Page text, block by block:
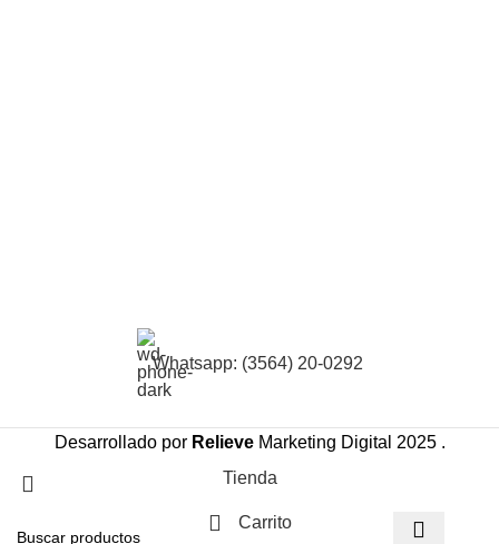
Whatsapp: (3564) 20-0292
Desarrollado por RelieveMarketing Digital 2025 .
Tienda
Carrito